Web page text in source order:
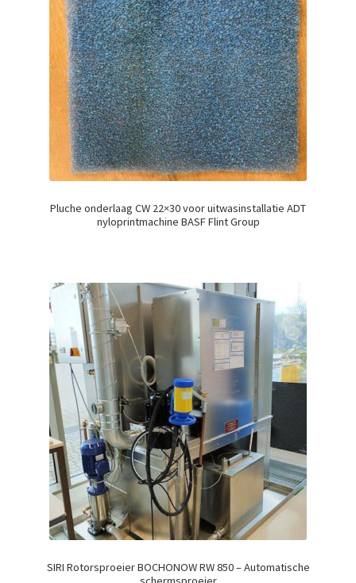
Pluche onderlaag CW 22×30 voor uitwasinstallatie ADT
nyloprintmachine BASF Flint Group
SIRI Rotorsproeier BOCHONOW RW 850 – Automatische